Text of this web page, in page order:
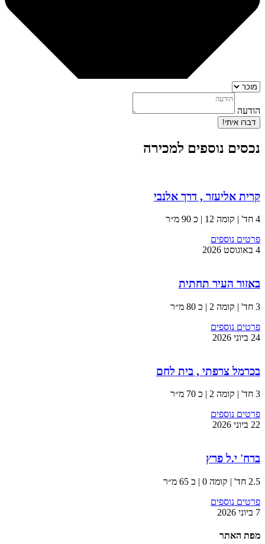
הודעה
דברו איתי!
נכסים נוספים למכירה
קרית אליעזר , דרך אלנבי
4 חד' | קומה 12 | כ 90 מ״ר
פרטים נוספים
4 באוגוסט 2026
באזור העיר תחתית
3 חד' | קומה 2 | כ 80 מ״ר
פרטים נוספים
24 ביוני 2026
בכרמל צרפתי , בית לחם
3 חד' | קומה 2 | כ 70 מ״ר
פרטים נוספים
22 ביוני 2026
ברח' י.ל פרץ
2.5 חד' | קומה 0 | כ 65 מ״ר
פרטים נוספים
7 ביוני 2026
מפת האתר